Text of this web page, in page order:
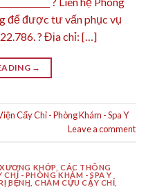
để được tư vấn phục vụ
? Địa chỉ: […]
→
Cấy Chỉ - Phòng Khám - Spa Y
Leave a comment
KHỚP CÁC THÔNG
- PHÒNG KHÁM - SPA Y
BỆNH ,CHÂM CỨU CẤY CHỈ